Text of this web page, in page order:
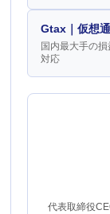
Gtax｜仮想
国内最大手の
対応
代表取締役